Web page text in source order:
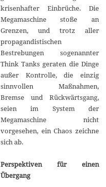
krisenhafter Einbrüche. Die
Megamaschine stoße an
Grenzen, und trotz aller
propagandistischen
Bestrebungen sogenannter
Think Tanks geraten die Dinge
außer Kontrolle, die einzig
sinnvollen Maßnahmen,
Bremse und Rückwärtsgang,
seien im System der
Megamaschine nicht
vorgesehen, ein Chaos zeichne
sich ab.
Perspektiven für einen
Übergang